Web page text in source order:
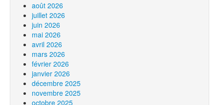
août 2026
juillet 2026
juin 2026
mai 2026
avril 2026
mars 2026
février 2026
janvier 2026
décembre 2025
novembre 2025
octobre 2025